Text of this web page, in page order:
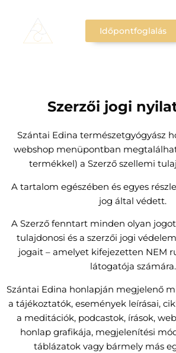
Időpontfoglalás
Szerzői jogi
Szántai Edina természetgyógyász
webshop menüpontban
termékkel) a Szerző szellemi
A tartalom egészében és egyes
jog által védett.
A Szerző fenntart minden olyan
tulajdonosi és a szerzői jogi
jogait – amelyet kifejezetten NEM
látogatója számára.
Szántai Edina honlapján megjelenő
a tájékoztatók, események leírásai,
a meditációk, podcastok, írások,
honlap grafikája, megjelenítési
táblázatok vagy bármely más